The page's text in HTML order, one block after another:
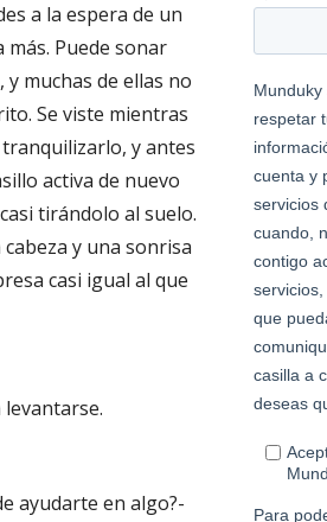
a la espera de un
Puede sonar
muchas de ellas no
Se viste mientras
y antes
activa de nuevo
tirándolo al suelo.
y una sonrisa
casi igual al que
levantarse.
ayudarte en algo?-